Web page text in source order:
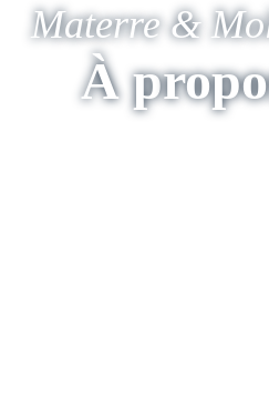
Materre &
À p